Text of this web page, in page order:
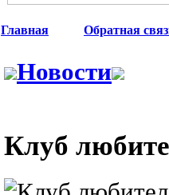
Главная Обратная
Новости
Клуб